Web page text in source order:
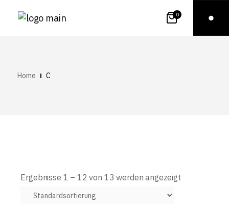
0
Home C
Ergebnisse 1 – 12 von 13 werden angezeigt